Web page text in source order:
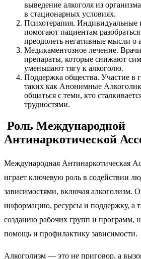
выведение алкоголя из
в стационарных условиях.
Психотерапия. Индивидуальные
помогают пациентам
преодолеть негативные мысли о
Медикаментозное лечение.
препараты, которые снижают
уменьшают тягу к алкоголю.
Поддержка общества. Участие в
таких как Анонимные
общаться с теми, кто
трудностями.
Роль Международной
Антинаркотической
Международная Антинаркотическая
играет ключевую роль в содействии
зависимостями, включая алкоголизм.
информацию, ресурсы и поддержку, а
созданию рабочих групп и программ,
помощь и профилактику зависимости.
Алкоголизм — это не приговор, а